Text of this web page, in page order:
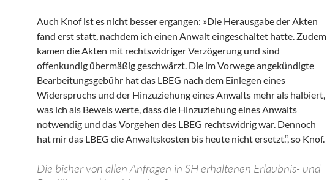
Auch Knof ist es nicht besser ergangen: »Die Herausgabe der Akten
fand erst statt, nachdem ich einen Anwalt eingeschaltet hatte. Zudem
kamen die Akten mit rechtswidriger Verzögerung und sind
offenkundig übermäßig geschwärzt. Die im Vorwege angekündigte
Bearbeitungsgebühr hat das LBEG nach dem Einlegen eines
Widerspruchs und der Hinzuziehung eines Anwalts mehr als halbiert,
was ich als Beweis werte, dass die Hinzuziehung eines Anwalts
notwendig und das Vorgehen des LBEG rechtswidrig war. Dennoch
hat mir das LBEG die Anwaltskosten bis heute nicht ersetzt.“, so Knof.
Die bisher von allen Anfragen in SH erhaltenen Erlaubnis- und